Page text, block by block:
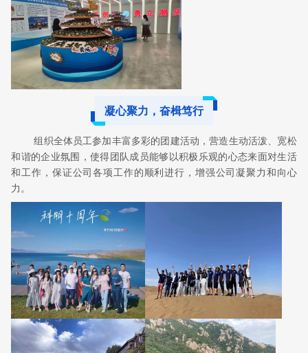
凝心聚力，奋楫笃行
组织全体员工参加丰富多彩的团建活动，营造生动活泼、宽松
和谐的企业氛围，使得团队成员能够以积极乐观的心态来面对生活
和工作，保证公司各项工作的顺利进行，增强公司凝聚力和向心
力。